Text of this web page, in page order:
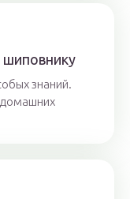
шиповнику
знаний.
домашних